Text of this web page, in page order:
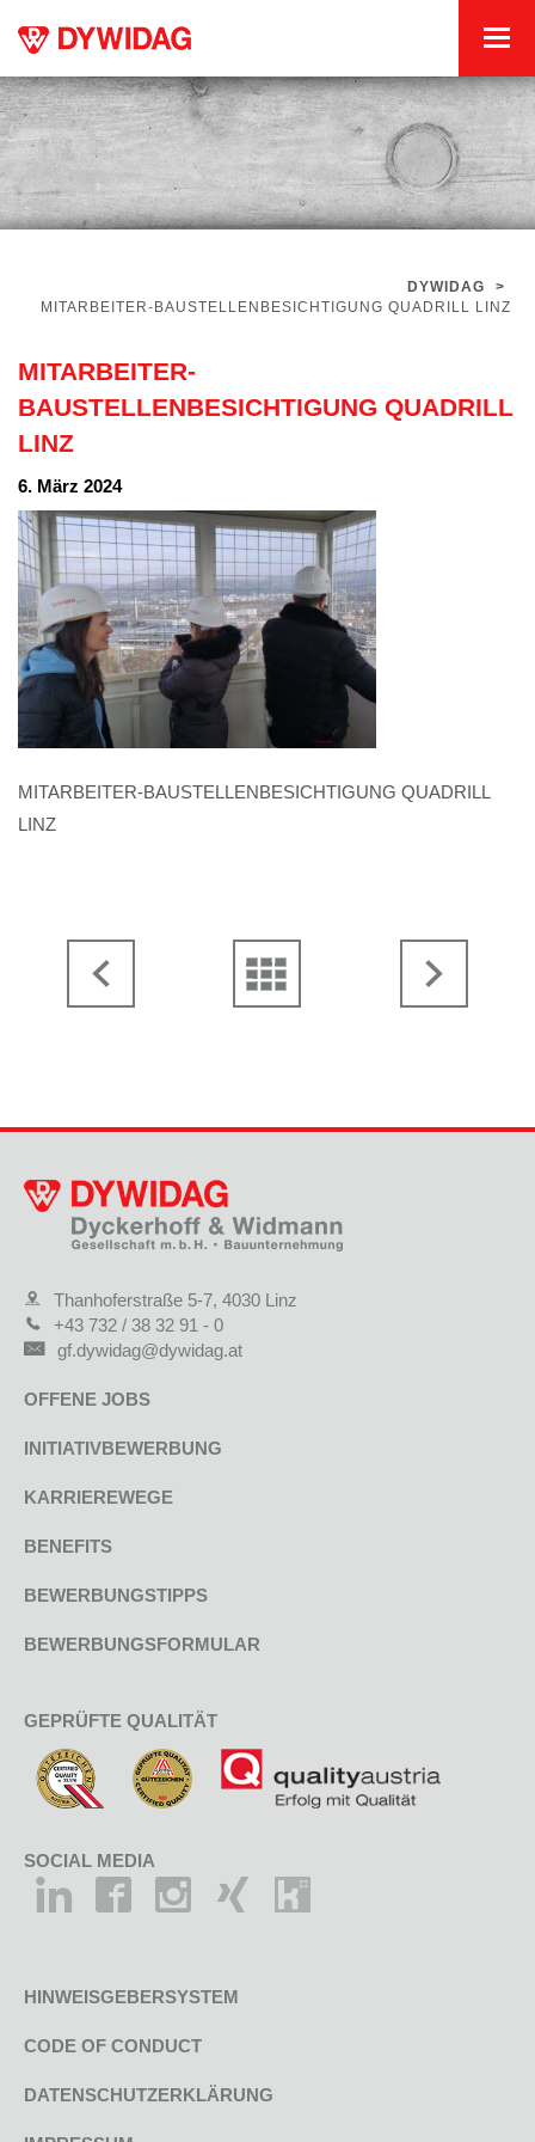
DYWIDAG
>
MITARBEITER-BAUSTELLENBESICHTIGUNG QUADRILL LINZ
MITARBEITER-
BAUSTELLENBESICHTIGUNG QUADRILL
LINZ
6. März 2024
MITARBEITER-BAUSTELLENBESICHTIGUNG QUADRILL
LINZ
Thanhoferstraße 5-7, 4030 Linz
+43 732 / 38 32 91 - 0
gf.dywidag@dywidag.at
OFFENE JOBS
INITIATIVBEWERBUNG
KARRIEREWEGE
BENEFITS
BEWERBUNGSTIPPS
BEWERBUNGSFORMULAR
GEPRÜFTE QUALITÄT
SOCIAL MEDIA
HINWEISGEBERSYSTEM
CODE OF CONDUCT
DATENSCHUTZERKLÄRUNG